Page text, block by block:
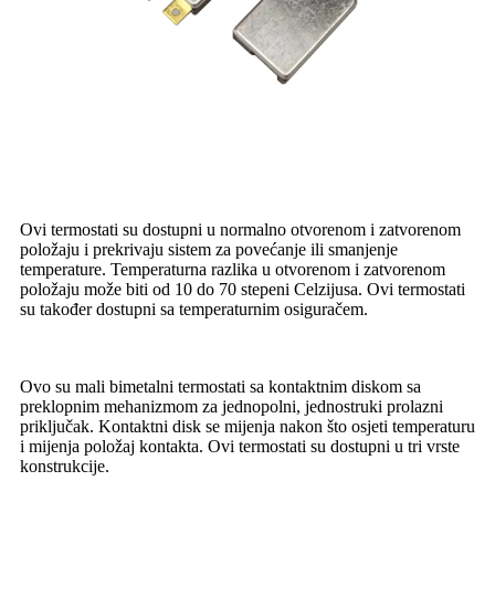
Ovi termostati su dostupni u normalno otvorenom i zatvorenom
položaju i prekrivaju sistem za povećanje ili smanjenje
temperature. Temperaturna razlika u otvorenom i zatvorenom
položaju može biti od 10 do 70 stepeni Celzijusa. Ovi termostati
su također dostupni sa temperaturnim osiguračem.
Ovo su mali bimetalni termostati sa kontaktnim diskom sa
preklopnim mehanizmom za jednopolni, jednostruki prolazni
priključak. Kontaktni disk se mijenja nakon što osjeti temperaturu
i mijenja položaj kontakta. Ovi termostati su dostupni u tri vrste
konstrukcije.